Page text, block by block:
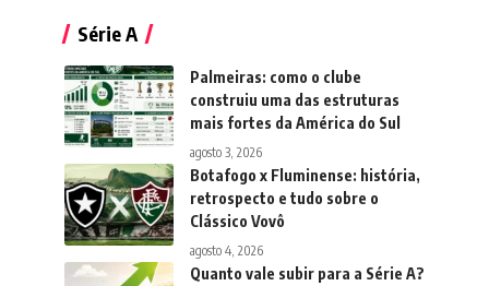
Série A
Palmeiras: como o clube
construiu uma das estruturas
mais fortes da América do Sul
agosto 3, 2026
Botafogo x Fluminense: história,
retrospecto e tudo sobre o
Clássico Vovô
agosto 4, 2026
Quanto vale subir para a Série A?